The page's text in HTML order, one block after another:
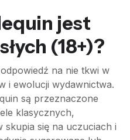
jest
(18+)?
na nie tkwi w
i ewolucji wydawnictwa.
są przeznaczone
klasycznych,
się na uczuciach i